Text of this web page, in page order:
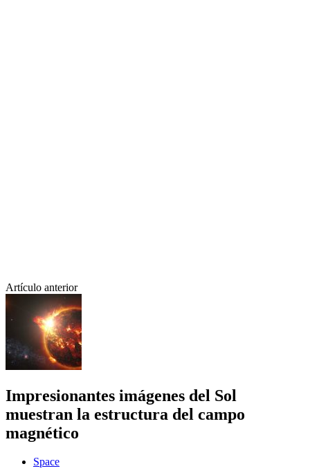
Artículo anterior
Impresionantes imágenes del Sol
muestran la estructura del campo
magnético
Space